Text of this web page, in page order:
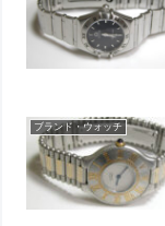
ブランド・ウォッチ